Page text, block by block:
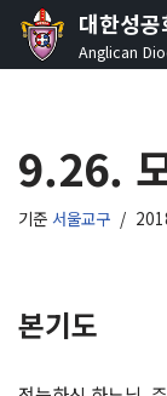
콘
로
건
너
대한성
Anglican
9.26.
기준 서울교구
본기도